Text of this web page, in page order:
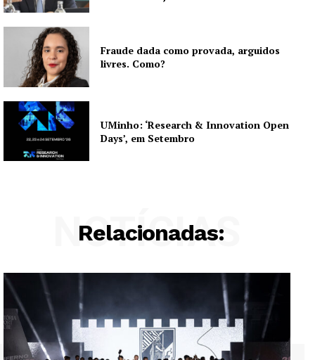
Fraude dada como provada, arguidos
livres. Como?
UMinho: ‘Research & Innovation Open
Days’, em Setembro
Relacionadas:
NOTÍCIAS